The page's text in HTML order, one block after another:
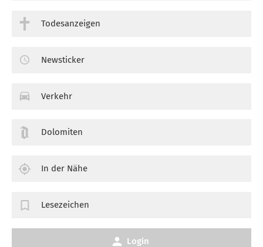
Todesanzeigen
Newsticker
Verkehr
Dolomiten
In der Nähe
Lesezeichen
Login